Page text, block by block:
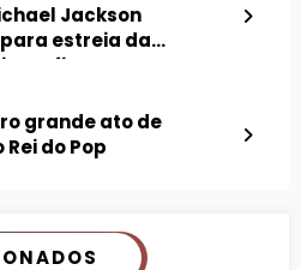
Jackson
estreia da
grande ato de
do Pop